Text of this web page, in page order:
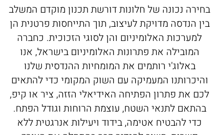
SLIM
SKINNY
HORIZON S
HORIZON
VISION
VILLAGE
LOFT
FLIP
BREEZE
ARENA
TITAN
DIVIDE
מסך
בנייה פרטית
בנייה רוויה
מגדלי משרדים
אלומיניום
חלונות בלגים
חלונות מינימל
ALUG
נכונה של חלונות דורשת תכנון מוקדם המשלב
הנדסה מדויקת לעיצוב, תוך התייחסות פרטנית הן
למערכות האלומיניום והן לסוגי הזכוכית. כחברה
המובילה את פתרונות האלומיניום בישראל, אנו
באלוג'י רותמים את המומחיות ההנדסית שלנו
המעמיקה עם השוק המקומי כדי להתאים
את פתרון הפתיחה האידיאלי הזזה, ציר או קיפ,
לתנאי השטח, עוצמת הרוחות וגודל הפתח.
כדי להבטיח אטימה, בידוד ויעילות אנרגטית ללא